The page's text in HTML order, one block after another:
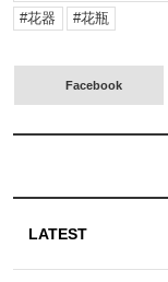
花器
花瓶
Facebook
LATEST